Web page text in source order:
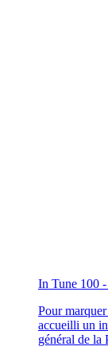
In Tune 100 -
Pour
accueilli un
général de la